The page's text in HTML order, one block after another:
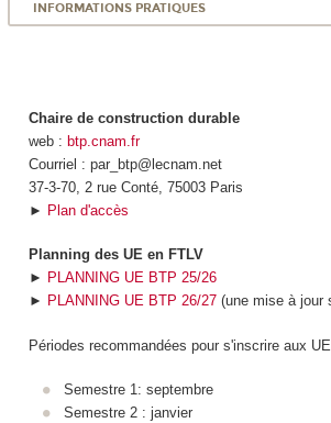
INFORMATIONS PRATIQUES
Chaire de construction durable
web : btp.cnam.fr
Courriel : par_btp@lecnam.net
37-3-70, 2 rue Conté, 75003 Paris
► Plan d'accès
Planning des UE en FTLV
► PLANNING UE BTP 25/26
► PLANNING UE BTP 26/27(une mise à jour
Périodes recommandées pour s'inscrire aux UE
Semestre 1: septembre
Semestre 2 : janvier